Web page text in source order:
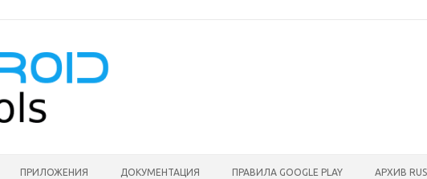
ПРИЛОЖЕНИЯ ДОКУМЕНТАЦИЯ ПРАВИЛА GOOGLE PLAY АРХИВ